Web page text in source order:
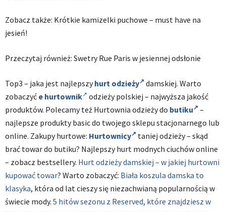
Zobacz także: Krótkie kamizelki puchowe – must have na
jesień!
Przeczytaj również: Swetry Rue Paris w jesiennej odsłonie
Top3 – jaka jest najlepszyhurt odzieży
damskiej. Warto
zobaczyć e hurtownik
odzieży polskiej – najwyższa jakość
produktów. Polecamy też Hurtownia odzieży do butiku
–
najlepsze produkty basic do twojego sklepu stacjonarnego lub
online. Zakupy hurtowe: Hurtownicy
taniej odzieży – skąd
brać towar do butiku? Najlepszy hurt modnych ciuchów online
– zobacz bestsellery. Hurt odzieży damskiej – w jakiej hurtowni
kupować towar? Warto zobaczyć: Biała koszula damska to
klasyka, która od lat cieszy się niezachwianą popularnością w
świecie mody. 5 hitów sezonu z Reserved, które znajdziesz w